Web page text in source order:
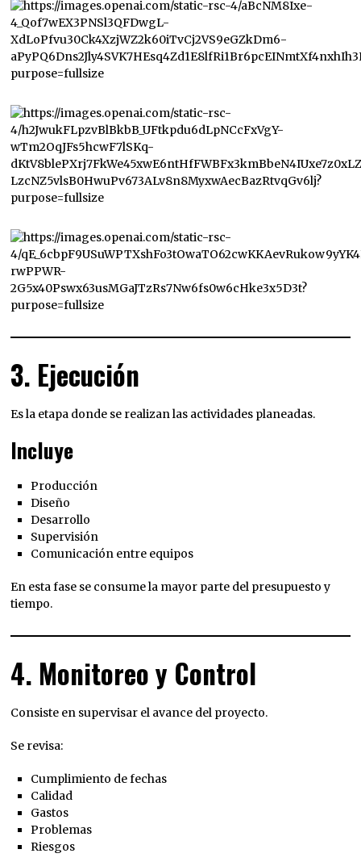
3. Ejecución
Es la etapa donde se realizan las actividades planeadas.
Incluye
Producción
Diseño
Desarrollo
Supervisión
Comunicación entre equipos
En esta fase se consume la mayor parte del presupuesto y
tiempo.
4. Monitoreo y Control
Consiste en supervisar el avance del proyecto.
Se revisa:
Cumplimiento de fechas
Calidad
Gastos
Problemas
Riesgos